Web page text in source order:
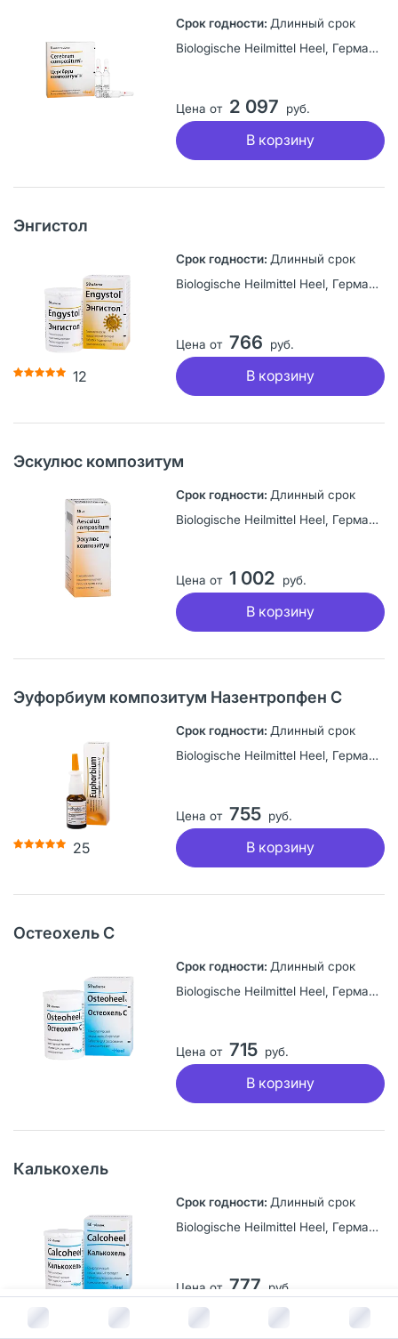
В корзину за2 352
Длинный срок
Biologische Heilmittel Heel, Германия
Цена от 2 097 руб.
В корзину
Энгистол
12
Длинный срок
Biologische Heilmittel Heel, Германия
Цена от 766 руб.
В корзину
Эскулюс композитум
Длинный срок
Biologische Heilmittel Heel, Германия
Цена от 1 002 руб.
В корзину
Эуфорбиум композитум Назентропфен С
25
Длинный срок
Biologische Heilmittel Heel, Германия
Цена от 755 руб.
В корзину
Остеохель С
Длинный срок
Biologische Heilmittel Heel, Германия
Цена от 715 руб.
В корзину
Калькохель
Длинный срок
Biologische Heilmittel Heel, Германия
Цена от 777 руб.